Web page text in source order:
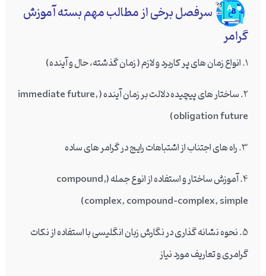
سرفصل برخی از مطالب مهم بسته آموزش
گرامر
1. انواع زمان های پر کاربرد و لازم ( زمان گذشته، حال و آینده)
2. ساختار های پیچیده دلالت بر زمان آینده ( immediate future,
obligation future)
3. راه های اجتناب از اشتباهات رایج در گرامر های ساده
4. آموزش ساختار و استفاده از انوع جمله (compound,
complex, compound-complex, simple)
5. نحوه نشانه گذاری در نگارش زبان انگلیسی با استفاده از نکات
گرامری و تعاریف مورد نیاز